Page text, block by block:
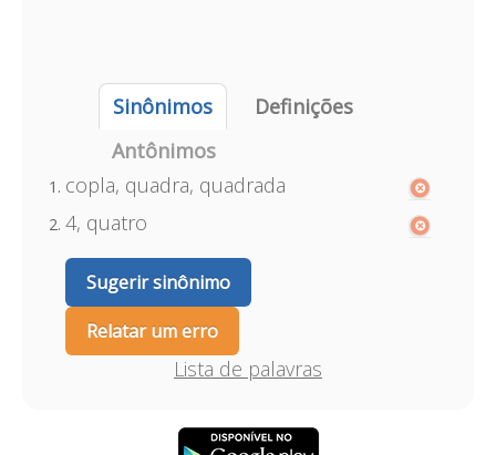
Sinônimos
Definições
Antônimos
copla, quadra, quadrada
4, quatro
Sugerir sinônimo
Relatar um erro
Lista de palavras